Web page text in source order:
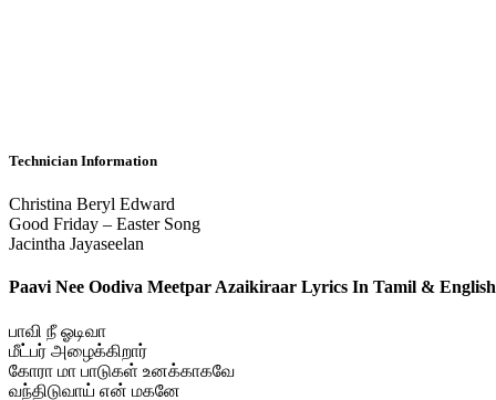
Technician Information
Christina Beryl Edward
Good Friday – Easter Song
Jacintha Jayaseelan
Paavi Nee Oodiva Meetpar Azaikiraar Lyrics In Tamil & English
பாவி நீ ஓடிவா
மீட்பர் அழைக்கிறார்
கோரா மா பாடுகள் உனக்காகவே
வந்திடுவாய் என் மகனே